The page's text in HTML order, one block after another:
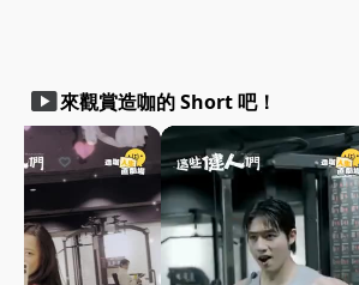
smart_display來觀賞造咖的 Short 吧！